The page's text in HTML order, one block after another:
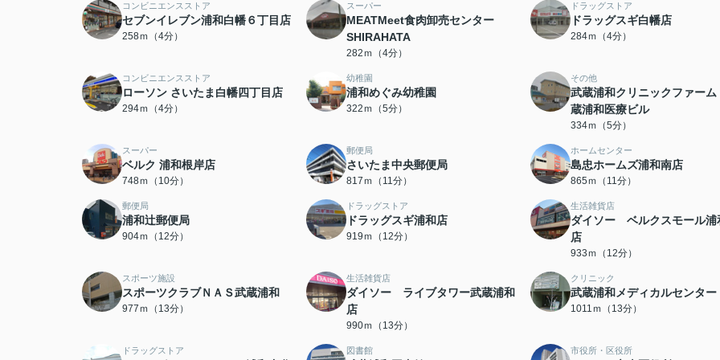
コンビニエンスストア
セブンイレブン浦和白幡６丁目店
258ｍ（4分）
スーパー
MEATMeet食肉卸売センター
SHIRAHATA
282ｍ（4分）
ドラッグストア
ドラッグスギ白幡店
284ｍ（4分）
コンビニエンスストア
ローソン さいたま白幡四丁目店
294ｍ（4分）
幼稚園
浦和めぐみ幼稚園
322ｍ（5分）
その他
武蔵浦和クリニックファー
蔵浦和医療ビル
334ｍ（5分）
スーパー
ベルク 浦和根岸店
748ｍ（10分）
郵便局
さいたま中央郵便局
817ｍ（11分）
ホームセンター
島忠ホームズ浦和南店
865ｍ（11分）
郵便局
浦和辻郵便局
904ｍ（12分）
ドラッグストア
ドラッグスギ浦和店
919ｍ（12分）
生活雑貨店
ダイソー ベルクスモール浦
店
933ｍ（12分）
スポーツ施設
スポーツクラブＮＡＳ武蔵浦和
977ｍ（13分）
生活雑貨店
ダイソー ライブタワー武蔵浦和
店
990ｍ（13分）
クリニック
武蔵浦和メディカルセンター
1011ｍ（13分）
ドラッグストア 図書館 市役所・区役所